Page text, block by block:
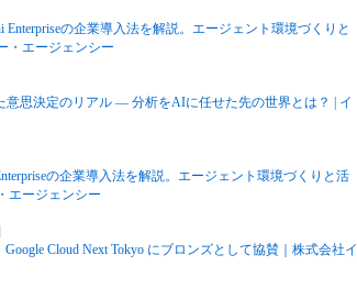
Enterpriseの企業導入法を解説。エージェント環境づくりと
・エージェンシー
意思決定のリアル ― 分析をAIに任せた先の世界とは？ | イ
の企業導入法を解説。エージェント環境づくりと活
エージェンシー
Cloud Next Tokyo にブロンズとして協賛｜株式会社イ